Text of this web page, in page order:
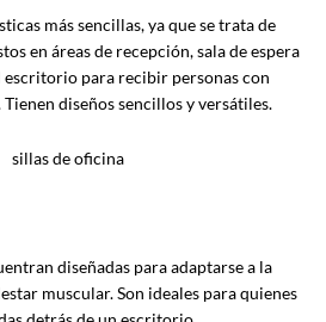
más sencillas, ya que se trata de
en áreas de recepción, sala de espera
escritorio para recibir personas con
diseños sencillos y versátiles.
diseñadas para adaptarse a la
muscular. Son ideales para quienes